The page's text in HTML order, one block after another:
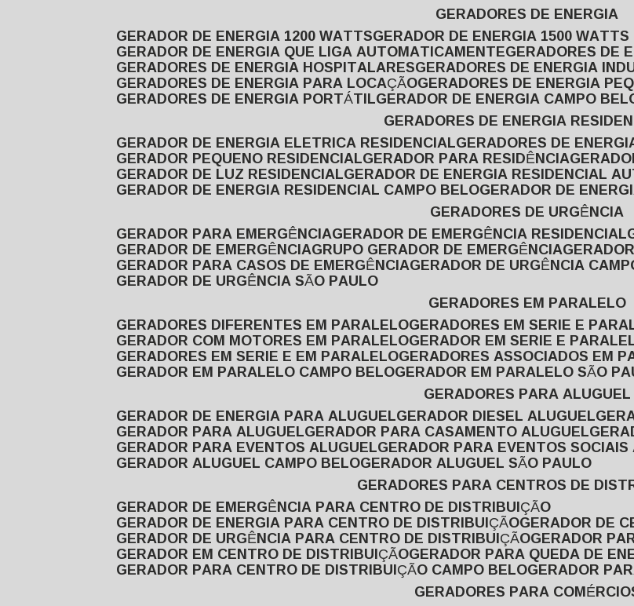
GERADORES DE ENERGIA
GERADOR DE ENERGIA 1200 WATTS GERADOR DE ENERGIA 1500 WATTS
GERADOR DE ENERGIA QUE LIGA AUTOMATICAMENTE GERADORES
GERADORES DE ENERGIA HOSPITALARES GERADORES DE ENERGIA
GERADORES DE ENERGIA PARA LOCAÇÃO GERADORES DE ENERGIA
GERADORES DE ENERGIA PORTÁTIL GERADOR DE ENERGIA CAMPO
GERADORES DE ENERGIA
GERADOR DE ENERGIA ELETRICA RESIDENCIAL GERADORES DE
GERADOR PEQUENO RESIDENCIAL GERADOR PARA RESIDÊNCIA
GERADOR DE LUZ RESIDENCIAL GERADOR DE ENERGIA RESIDENCIAL
GERADOR DE ENERGIA RESIDENCIAL CAMPO BELO GERADOR DE
GERADORES DE URGÊNCIA
GERADOR PARA EMERGÊNCIA GERADOR DE EMERGÊNCIA RESIDENCIAL
GERADOR DE EMERGÊNCIA GRUPO GERADOR DE EMERGÊNCIA
GERADOR PARA CASOS DE EMERGÊNCIA GERADOR DE URGÊNCIA
GERADOR DE URGÊNCIA SÃO PAULO
GERADORES EM PARALELO
GERADORES DIFERENTES EM PARALELO GERADORES EM SERIE E
GERADOR COM MOTORES EM PARALELO GERADOR EM SERIE E
GERADORES EM SERIE E EM PARALELO GERADORES ASSOCIADOS EM
GERADOR EM PARALELO CAMPO BELO GERADOR EM PARALELO SÃO
GERADORES PARA ALUGUEL
GERADOR DE ENERGIA PARA ALUGUEL GERADOR DIESEL ALUGUEL
GERADOR PARA ALUGUEL GERADOR PARA CASAMENTO ALUGUEL
GERADOR PARA EVENTOS ALUGUEL GERADOR PARA EVENTOS
GERADOR ALUGUEL CAMPO BELO GERADOR ALUGUEL SÃO PAULO
GERADORES PARA CENTROS DE
GERADOR DE EMERGÊNCIA PARA CENTRO DE DISTRIBUIÇÃO
GERADOR DE ENERGIA PARA CENTRO DE DISTRIBUIÇÃO GERADOR DE
GERADOR DE URGÊNCIA PARA CENTRO DE DISTRIBUIÇÃO GERADOR
GERADOR EM CENTRO DE DISTRIBUIÇÃO GERADOR PARA QUEDA DE
GERADOR PARA CENTRO DE DISTRIBUIÇÃO CAMPO BELO GERADOR
GERADORES PARA